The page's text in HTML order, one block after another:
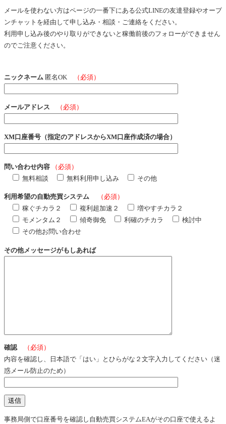
メールを使わない方はページの一番下にある公式LINEの友達登録やオープ
ンチャットを経由して申し込み・相談・ご連絡をください。
利用申し込み後のやり取りができないと稼働前後のフォローができません
のでご注意ください。
ニックネーム 匿名OK （必須）
メールアドレス （必須）
XM口座番号（指定のアドレスからXM口座作成済の場合）
問い合わせ内容
（必須）
無料相談
無料利用申し込み その他
利用希望の自動売買システム
（必須）
稼ぐチカラ２
複利超加速２
増やすチカラ２
モメンタム２
傾奇御免 利確のチカラ
検討中
その他お問い合わせ
その他メッセージがもしあれば
確認
（必須）
内容を確認し、日本語で「はい」とひらがな２文字入力してください（迷
惑メール防止のため）
事務局側で口座番号を確認し自動売買システムEAがその口座で使えるよ